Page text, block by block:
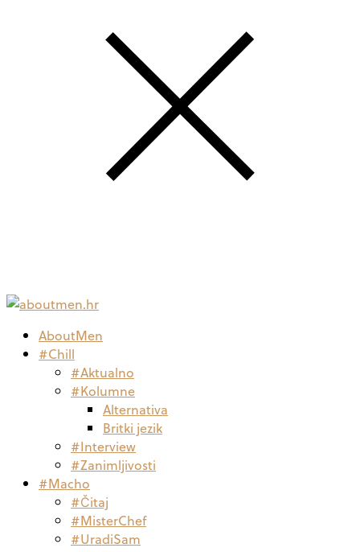
AboutMen
#Chill
#Aktualno
#Kolumne
Alternativa
Britki jezik
#Interview
#Zanimljivosti
#Macho
#Čitaj
#MisterChef
#UradiSam